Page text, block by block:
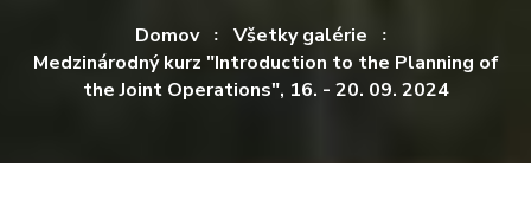
Domov
Všetky galérie
Medzinárodný kurz "Introduction to the Planning of
the Joint Operations", 16. - 20. 09. 2024